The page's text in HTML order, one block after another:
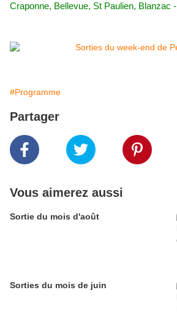
Craponne, Bellevue, St Paulien, Blanzac -
#Programme
Partager
Vous aimerez aussi
Sortie du mois d'août
Sorties du mois de juin